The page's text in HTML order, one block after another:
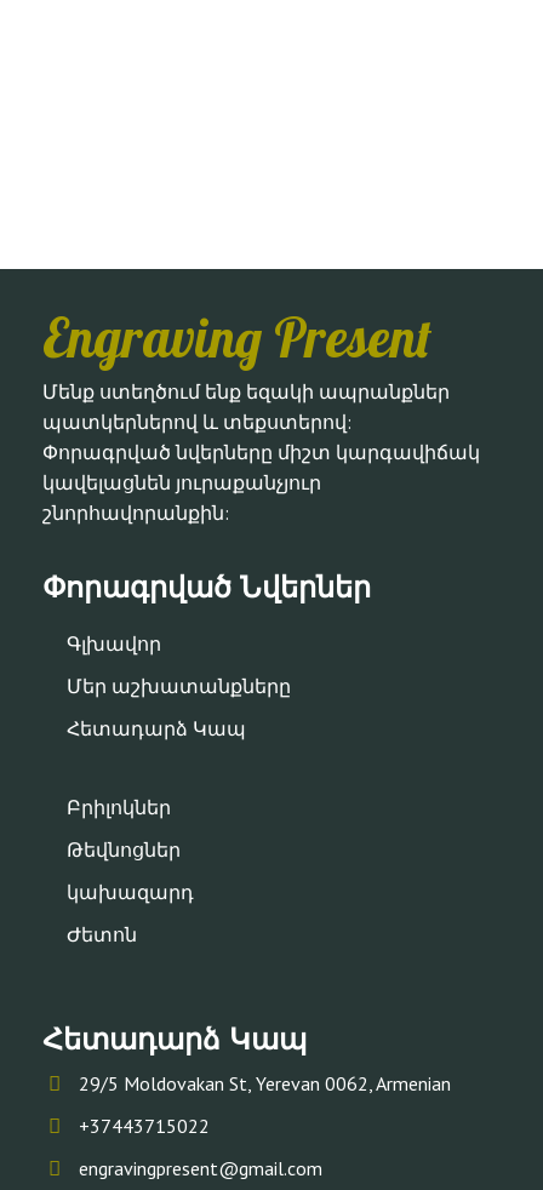
Engraving Present
Մենք ստեղծում ենք եզակի ապրանքներ
պատկերներով և տեքստերով:
Փորագրված նվերները միշտ կարգավիճակ
կավելացնեն յուրաքանչյուր
շնորհավորանքին:
Փորագրված Նվերներ
Գլխավոր
Մեր աշխատանքները
Հետադարձ Կապ
Բրիլոկներ
Թեվնոցներ
կախազարդ
Ժետոն
Հետադարձ Կապ
29/5 Moldovakan St, Yerevan 0062, Armenian
+37443715022
engravingpresent@gmail.com